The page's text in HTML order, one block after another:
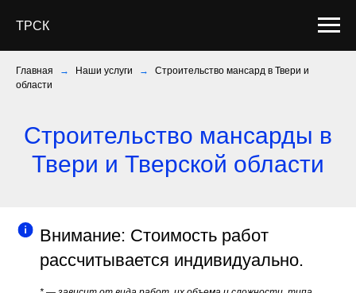
ТРСК
Главная → Наши услуги →
Строительство мансард в Твери и
области
Строительство мансарды в
Твери и Тверской области
Внимание: Стоимость работ
рассчитывается индивидуально.